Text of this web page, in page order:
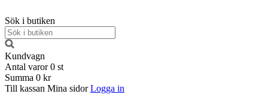
Sök i butiken
Kundvagn
Antal varor 0 st
Summa 0 kr
Till kassan Mina sidor Logga in